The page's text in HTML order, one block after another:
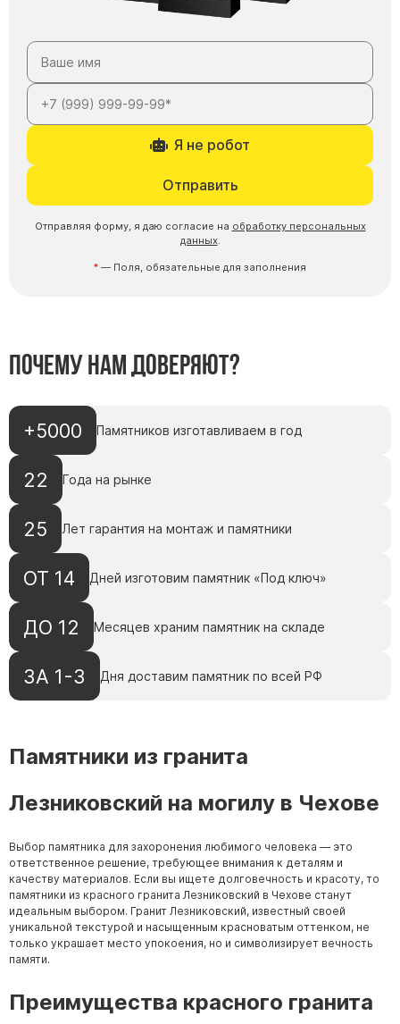
Я не робот
Отправить
Отправляя форму, я даю согласие на обработку персональных
данных.
— Поля, обязательные для заполнения
Почему нам доверяют?
+5000 Памятников изготавливаем в год
22 Года на рынке
25 Лет гарантия на монтаж и памятники
ОТ 14 Дней изготовим памятник «Под ключ»
ДО 12 Месяцев храним памятник на складе
ЗА 1-3 Дня доставим памятник по всей РФ
Памятники из гранита
Лезниковский на могилу в Чехове
Выбор памятника для захоронения любимого человека — это
ответственное решение, требующее внимания к деталям и
качеству материалов. Если вы ищете долговечность и красоту, то
памятники из красного гранита Лезниковский в Чехове станут
идеальным выбором. Гранит Лезниковский, известный своей
уникальной текстурой и насыщенным красноватым оттенком, не
только украшает место упокоения, но и символизирует вечность
памяти.
Преимущества красного гранита